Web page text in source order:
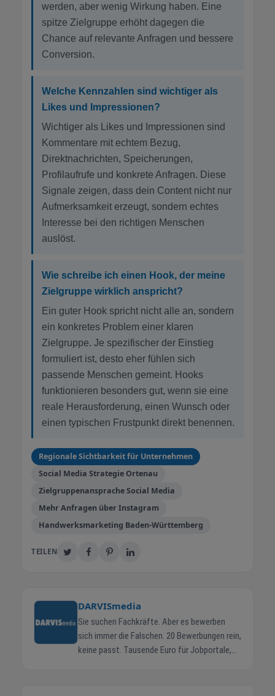
werden, aber wenig Wirkung haben. Eine
spitze Zielgruppe erhöht dagegen die
Chance auf relevante Anfragen und bessere
Conversion.
Welche Kennzahlen sind wichtiger als
Likes und Impressionen?
Wichtiger als Likes und Impressionen sind
Kommentare mit echtem Bezug,
Direktnachrichten, Speicherungen,
Profilaufrufe und konkrete Anfragen. Diese
Signale zeigen, dass dein Content nicht nur
Aufmerksamkeit erzeugt, sondern echtes
Interesse bei den richtigen Menschen
auslöst.
Wie schreibe ich einen Hook, der meine
Zielgruppe wirklich anspricht?
Ein guter Hook spricht nicht alle an, sondern
ein konkretes Problem einer klaren
Zielgruppe. Je spezifischer der Einstieg
formuliert ist, desto eher fühlen sich
passende Menschen gemeint. Hooks
funktionieren besonders gut, wenn sie eine
reale Herausforderung, einen Wunsch oder
einen typischen Frustpunkt direkt benennen.
Regionale Sichtbarkeit für Unternehmen
Social Media Strategie Ortenau
Zielgruppenansprache Social Media
Mehr Anfragen über Instagram
Handwerksmarketing Baden-Württemberg
TEILEN
DARVISmedia
Sie suchen Fachkräfte. Aber es bewerben
sich immer die Falschen. 20 Bewerbungen rein,
keine passt. Tausende Euro für Jobportale,